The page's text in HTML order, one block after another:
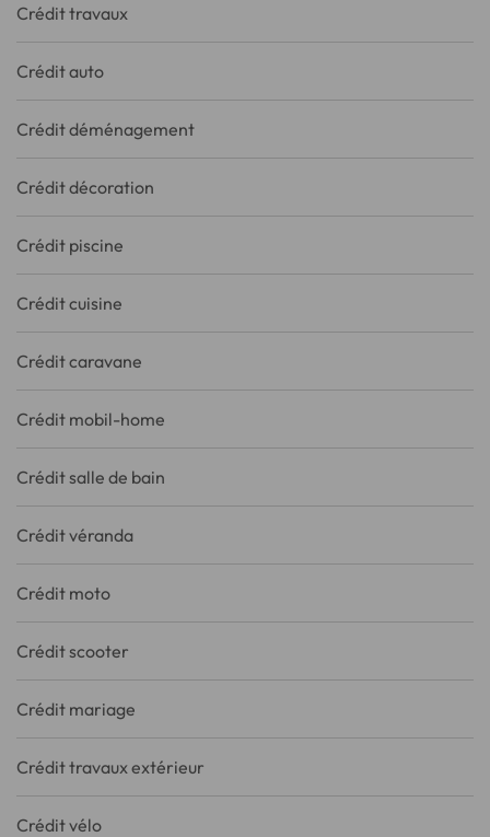
Crédit travaux
Crédit auto
Crédit déménagement
Crédit décoration
Crédit piscine
Crédit cuisine
Crédit caravane
Crédit mobil-home
Crédit salle de bain
Crédit véranda
Crédit moto
Crédit scooter
Crédit mariage
Crédit travaux extérieur
Crédit vélo